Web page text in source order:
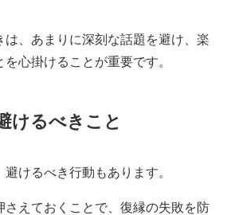
は、あまりに深刻な話題を避け、楽
心掛けることが重要です。
けるべきこと
けるべき行動もあります。
さえておくことで、復縁の失敗を防